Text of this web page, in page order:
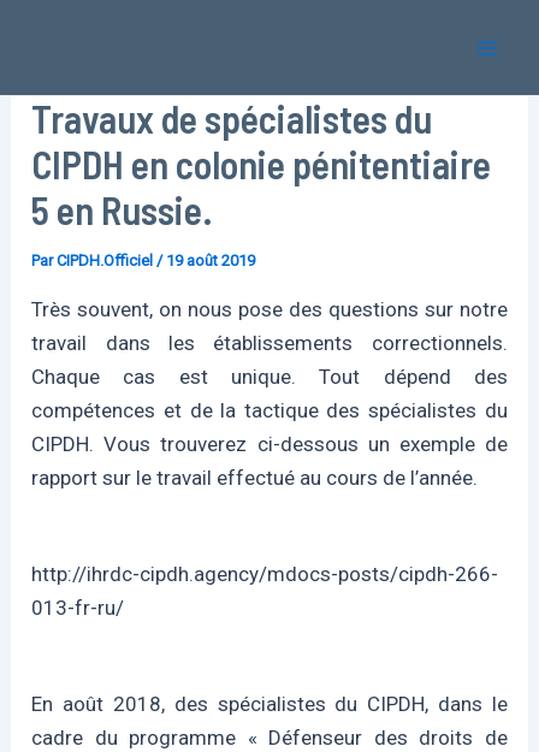
Travaux de spécialistes du
CIPDH en colonie pénitentiaire
5 en Russie.
ParCIPDH.Officiel/ 19 août 2019
Très souvent, on nous pose des questions sur notre
travail dans les établissements correctionnels.
Chaque cas est unique. Tout dépend des
compétences et de la tactique des spécialistes du
CIPDH. Vous trouverez ci-dessous un exemple de
rapport sur le travail effectué au cours de l’année.
http://ihrdc-cipdh.agency/mdocs-posts/cipdh-266-
013-fr-ru/
En août 2018, des spécialistes du CIPDH, dans le
cadre du programme « Défenseur des droits de